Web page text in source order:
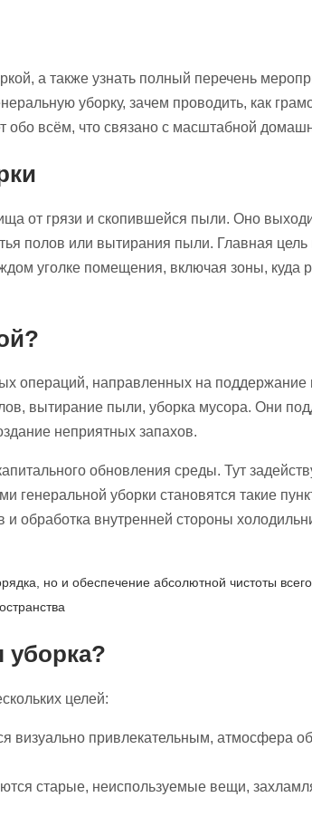
а также узнать полный перечень
уборку, зачем проводить, как
обо всём, что связано с масштабной
от грязи и скопившейся пыли. Оно
полов или вытирания пыли. Главная цель
уголке помещения, включая зоны, куда
операций, направленных на
вытирание пыли, уборка мусора. Они
неприятных запахов.
обновления среды. Тут
генеральной уборки становятся такие
и обработка внутренней стороны
но и обеспечение абсолютной чистоты
уборка?
целей:
визуально привлекательным, атмосфера
старые, неиспользуемые вещи,